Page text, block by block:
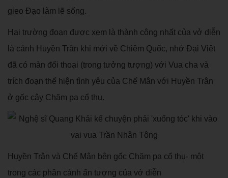
gieo Đạo làm lẽ sống.
Hai trường đoạn được xem là thành công nhất của vở diễn
là cảnh Huyền Trân khi mới về Chiêm Quốc, nhớ Đại Việt
đã có màn đối thoại (trong tưởng tượng) với Vua cha và
trích đoạn thể hiện tình yêu của Chế Mân với Huyền Trân
ở gốc cây Chăm pa cổ thụ.
Huyền Trân và Chế Mân bên gốc Chăm pa cổ thụ- một
trong các phân cảnh ấn tượng của vở diễn